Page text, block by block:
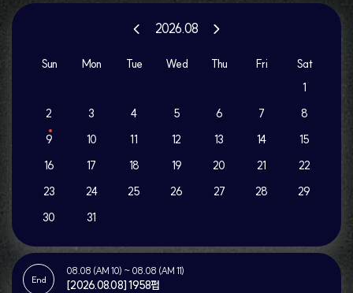
2026.08
Sun Mon Tue Wed Thu Fri
Sat
1
2
3 4 5 6 7
8
9
10 11 12 13 14
15
16
17 18 19 20 21
22
23
24 25 26 27 28
29
30
31
End
08.08 (AM 10) ~ 08.08 (AM 11)
[2026.08.08] 1958펍